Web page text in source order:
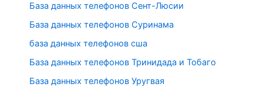
База данных телефонов Сент-Люсии
База данных телефонов Суринама
база данных телефонов сша
База данных телефонов Тринидада и Тобаго
База данных телефонов Уругвая